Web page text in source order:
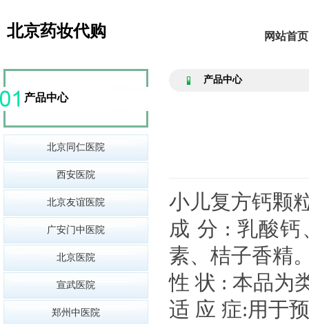
北京药妆代购 网站首页
产品中心
北京同仁医院
西安医院
北京友谊医院
广安门中医院
北京医院
宣武医院
郑州中医院
产品中心
小儿复方钙颗
成 分 : 乳酸
素、桔子香精
性 状 : 本品为
适 应 症:用于